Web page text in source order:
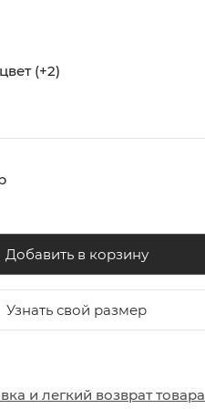
ОБУВЬ
ОБУВЬ
(+2)
Добавить в корзину
Узнать свой размер
илегкий возврат товара